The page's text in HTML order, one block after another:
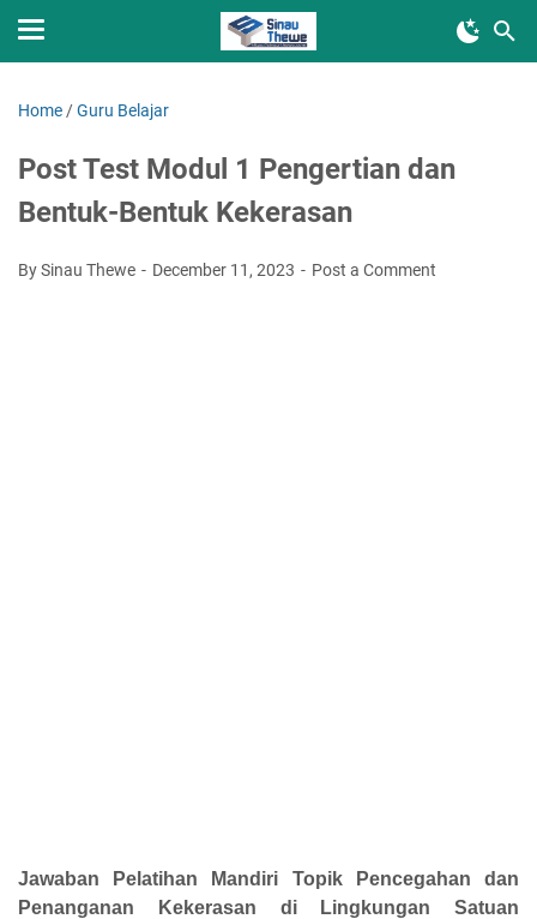
Home /Guru Belajar
Post Test Modul 1 Pengertian dan
Bentuk-Bentuk Kekerasan
By Sinau Thewe December 11, 2023 Post a Comment
Jawaban Pelatihan Mandiri Topik Pencegahan dan
Penanganan Kekerasan di Lingkungan Satuan